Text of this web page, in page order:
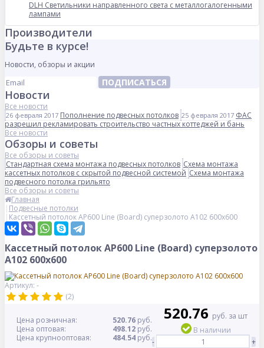
DLH Светильники направленного света с металлогалогенными
лампами
Производители
Будьте в курсе!
Новости, обзоры и акции
ПОДПИСАТЬСЯ
Новости
Все новости
26 февраля 2017 Пополнение подвесных потолков 25 февраля 2017 ФАС
разрешил рекламировать строительство частных коттеджей и бань
Все новости
Обзоры и советы
Все обзоры и советы
Стандартная схема монтажа подвесных потолков Схема монтажа
кассетных потолков с скрытой подвесной системой Схема монтажа
подвесного потолка грильято
Все обзоры и советы
Главная
Подвесные потолки
Кассетный потолок AP600 Line (Board) суперзолото А102 600x600
Кассетный потолок AP600 Line (Board) суперзолото
А102 600x600
Артикул: -
(2)
Цена розничная: 520.76 руб.
Цена оптовая:
498.12 руб.
Цена крупнооптовая:
484.54 руб.
520.76 руб. за шт
В наличии
-
+